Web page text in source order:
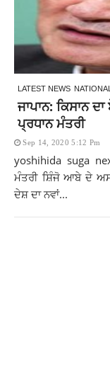
LATEST NEWS NATIONAL
ਜਾਪਾਨ: ਕਿਸਾਨ
ਪ੍ਰਧਾਨ ਮੰਤਰੀ
Sep 14, 2020 5:12 Pm
yoshihida suga
ਮੰਤਰੀ ਸ਼ਿੰਜੋ ਆਬੇ ਦੇ
ਦੇਸ਼ ਦਾ ਨਵਾਂ...